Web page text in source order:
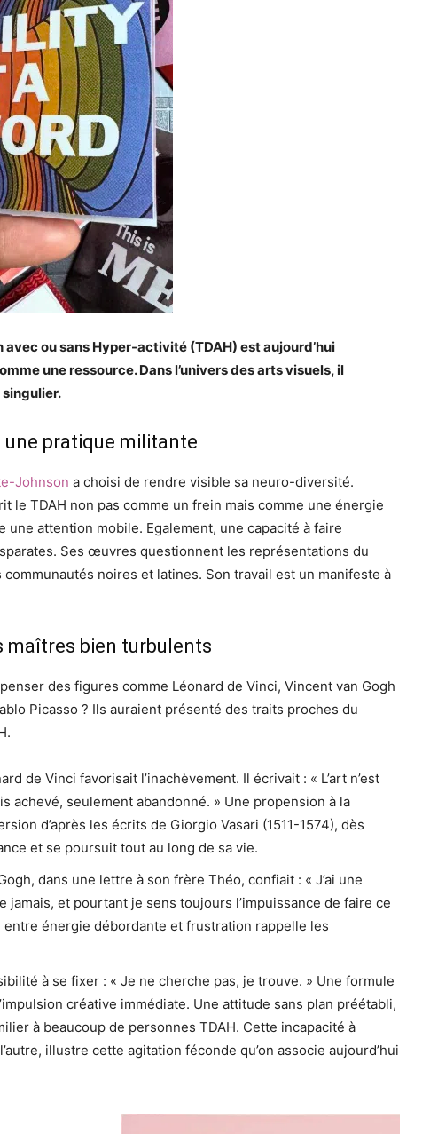
avec ou sans Hyper-activité (TDAH) est aujourd’hui
une ressource. Dans l’univers des arts visuels, il
pratique militante
Johnson a choisi de rendre visible sa neuro-diversité.
le TDAH non pas comme un frein mais comme une énergie
une attention mobile. Egalement, une capacité à faire
Ses œuvres questionnent les représentations du
noires et latines. Son travail est un manifeste à
maîtres bien turbulents
des figures comme Léonard de Vinci, Vincent van Gogh
Picasso ? Ils auraient présenté des traits proches du
de Vinci favorisait l’inachèvement. Il écrivait : « L’art n’est
achevé, seulement abandonné. » Une propension à la
d’après les écrits de Giorgio Vasari (1511-1574), dès
et se poursuit tout au long de sa vie.
dans une lettre à son frère Théo, confiait : « J’ai une
jamais, et pourtant je sens toujours l’impuissance de faire ce
énergie débordante et frustration rappelle les
à se fixer : « Je ne cherche pas, je trouve. » Une formule
créative immédiate. Une attitude sans plan préétabli,
à beaucoup de personnes TDAH. Cette incapacité à
illustre cette agitation féconde qu’on associe aujourd’hui